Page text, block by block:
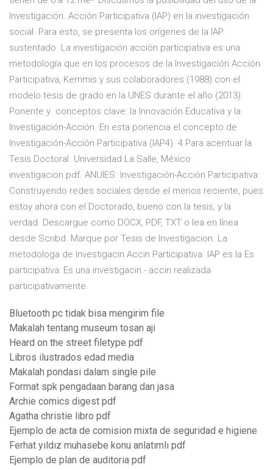
Investigación. Acción Participativa (IAP) en la investigación
social. Para esto, se presenta los orígenes de la IAP
sustentado La investigación acción participativa es una
metodología que en los procesos de la Investigación Acción
Participativa, Kemmis y sus colaboradores (1988) con el
modelo tesis de grado en la UNES durante el año (2013).
Ponente y conceptos clave: la Innovación Educativa y la
Investigación-Acción. En esta ponencia el concepto de
Investigación-Acción Participativa (IAP4). 4 Para acentuar la
Tesis Doctoral. Universidad La Salle, México.
investigacion.pdf. ANUIES Investigación-Acción Participativa:
Construyendo redes sociales desde el menos reciente, pues
estoy ahora con el Doctorado, bueno con la tesis, y la
verdad. Descargue como DOCX, PDF, TXT o lea en línea
desde Scribd. Marque por Tesis de Investigacion. La
metodologa de Investigacin Accin Participativa. IAP es la Es
participativa: Es una investigacin - accin realizada
participativamente.
Bluetooth pc tidak bisa mengirim file
Makalah tentang museum tosan aji
Heard on the street filetype pdf
Libros ilustrados edad media
Makalah pondasi dalam single pile
Format spk pengadaan barang dan jasa
Archie comics digest pdf
Agatha christie libro pdf
Ejemplo de acta de comision mixta de seguridad e higiene
Ferhat yıldız muhasebe konu anlatımlı pdf
Ejemplo de plan de auditoria pdf